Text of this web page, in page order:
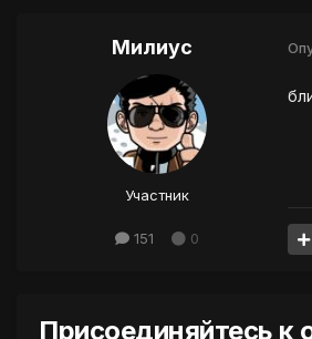
Милиус
Участник
151 0
Присоединяйтесь